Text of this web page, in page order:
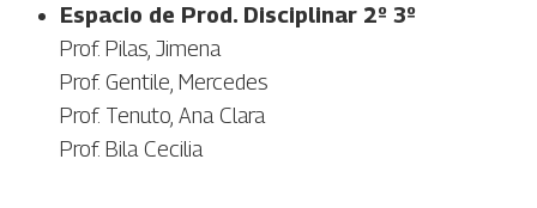
Espacio de Prod. Disciplinar 2º 3º
Prof. Pilas, Jimena
Prof. Gentile, Mercedes
Prof. Tenuto, Ana Clara
Prof. Bila Cecilia